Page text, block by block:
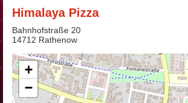
Himalaya Pizza
Bahnhofstraße 20
14712 Rathenow
+
−